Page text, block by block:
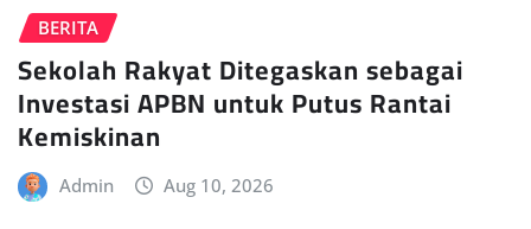
BERITA
Sekolah Rakyat Ditegaskan sebagai
Investasi APBN untuk Putus Rantai
Kemiskinan
Admin Aug 10, 2026